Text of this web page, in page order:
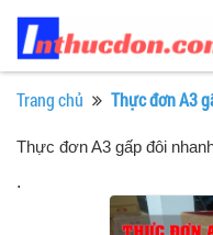
Trang chủ Thực đơn A3
Thực đơn A3 gấp đôi
.